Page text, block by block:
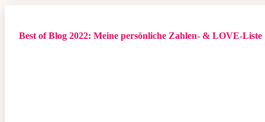
Best of Blog 2022: Meine persönliche Zahlen- & LOVE-Liste